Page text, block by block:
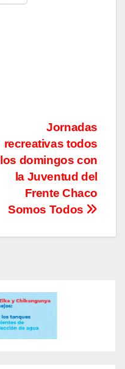
Jornadas
recreativas todos
los domingos con
la Juventud del
Frente Chaco
Somos Todos